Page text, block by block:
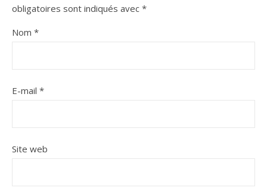
obligatoires sont indiqués avec *
Nom *
E-mail *
Site web